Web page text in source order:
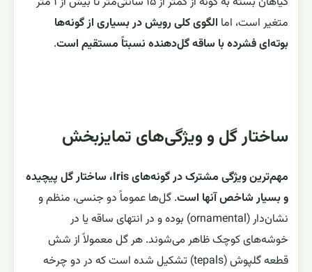
متغیر است، اما الگوی کلی رویش در بسیاری از گونه‌ها
بوته‌ای فشرده با ساقه گل‌دهنده نسبتاً مستقیم است.
ساختار گل و ویژگی‌های تمایزبخش
مهم‌ترین ویژگی مشترک در گونه‌های Iris، ساختار گل پیچیده
و بسیار شاخص آنها است. گل‌ها عموماً دو جنسی، منظم و
نشان‌دار (ornamental) بوده و در انتهای ساقه یا در
خوشه‌های کوچک ظاهر می‌شوند. هر گل معمولاً از شش
قطعه گلپوش (tepals) تشکیل شده است که در دو چرخه